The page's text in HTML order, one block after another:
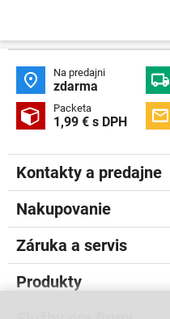
 Na predajni
zdarma 
 Packeta
1,99 € s DPH 
Kontakty a predajne
Nakupovanie
Záruka a servis
Produkty